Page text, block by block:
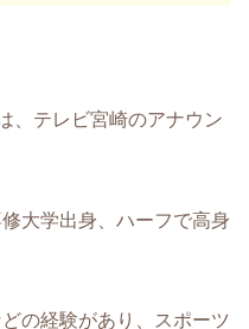
、テレビ宮崎のアナウン
大学出身、ハーフで高身
の経験があり、スポーツ